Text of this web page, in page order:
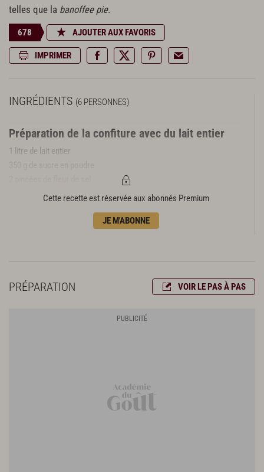
telles que la banoffee pie.
678 AJOUTER AUX FAVORIS
IMPRIMER
INGRÉDIENTS (6 PERSONNES)
Préparation de la confiture avec du lait entier
1 litre de lait entier
1 gousse de vanille
Préparation de la confiture avec du lait
Cette recette est réservée aux abonnés Premium
JE M'ABONNE
PRÉPARATION VOIR LE PAS À PAS